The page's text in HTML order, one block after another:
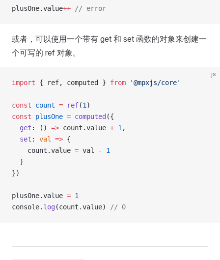
plusOne.value++ // error
或者，可以使用一个带有 get 和 set 函数的对象来创建一
个可写的 ref 对象。
js
import { ref, computed } from '@mpxjs/core'
const count = ref(1 )
const plusOne = computed ({
  get
: () => count.value + 1 ,
  set
: val => {
    count.value
= val -
1
  }
})
plusOne.value = 1
console. log (count.value) // 0